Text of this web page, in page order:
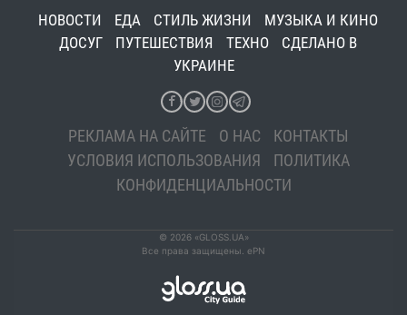
НОВОСТИ ЕДА СТИЛЬ ЖИЗНИ
МУЗЫКА И КИНО
ДОСУГ
ПУТЕШЕСТВИЯ ТЕХНО
СДЕЛАНО В
УКРАИНЕ
РЕКЛАМА НА САЙТЕ О НАС
КОНТАКТЫ
УСЛОВИЯ ИСПОЛЬЗОВАНИЯ
ПОЛИТИКА
КОНФИДЕНЦИАЛЬНОСТИ
© 2026 «GLOSS.UA»
Все права защищены. ePN